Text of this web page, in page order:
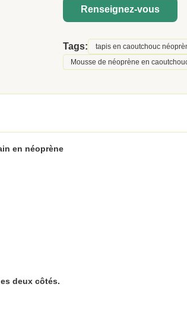
Renseignez-vous
Tags: tapis en caoutchouc
Mousse de néoprène en
en néoprène
deux côtés.